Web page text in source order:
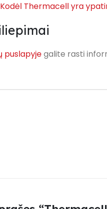
Kodėl Thermacell yra
puslapyjegalite rasti